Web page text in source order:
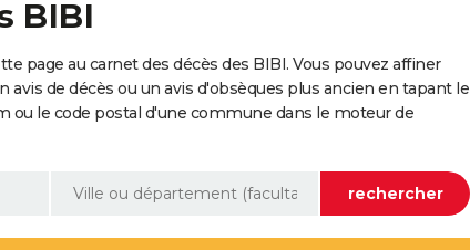
BIBI
page au carnet des décès des BIBI. Vous pouvez affiner
avis de décès ou un avis d'obsèques plus ancien en tapant le
ou le code postal d'une commune dans le moteur de